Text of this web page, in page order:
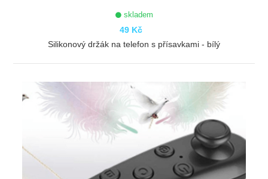
skladem
49 Kč
Silikonový držák na telefon s přísavkami - bílý